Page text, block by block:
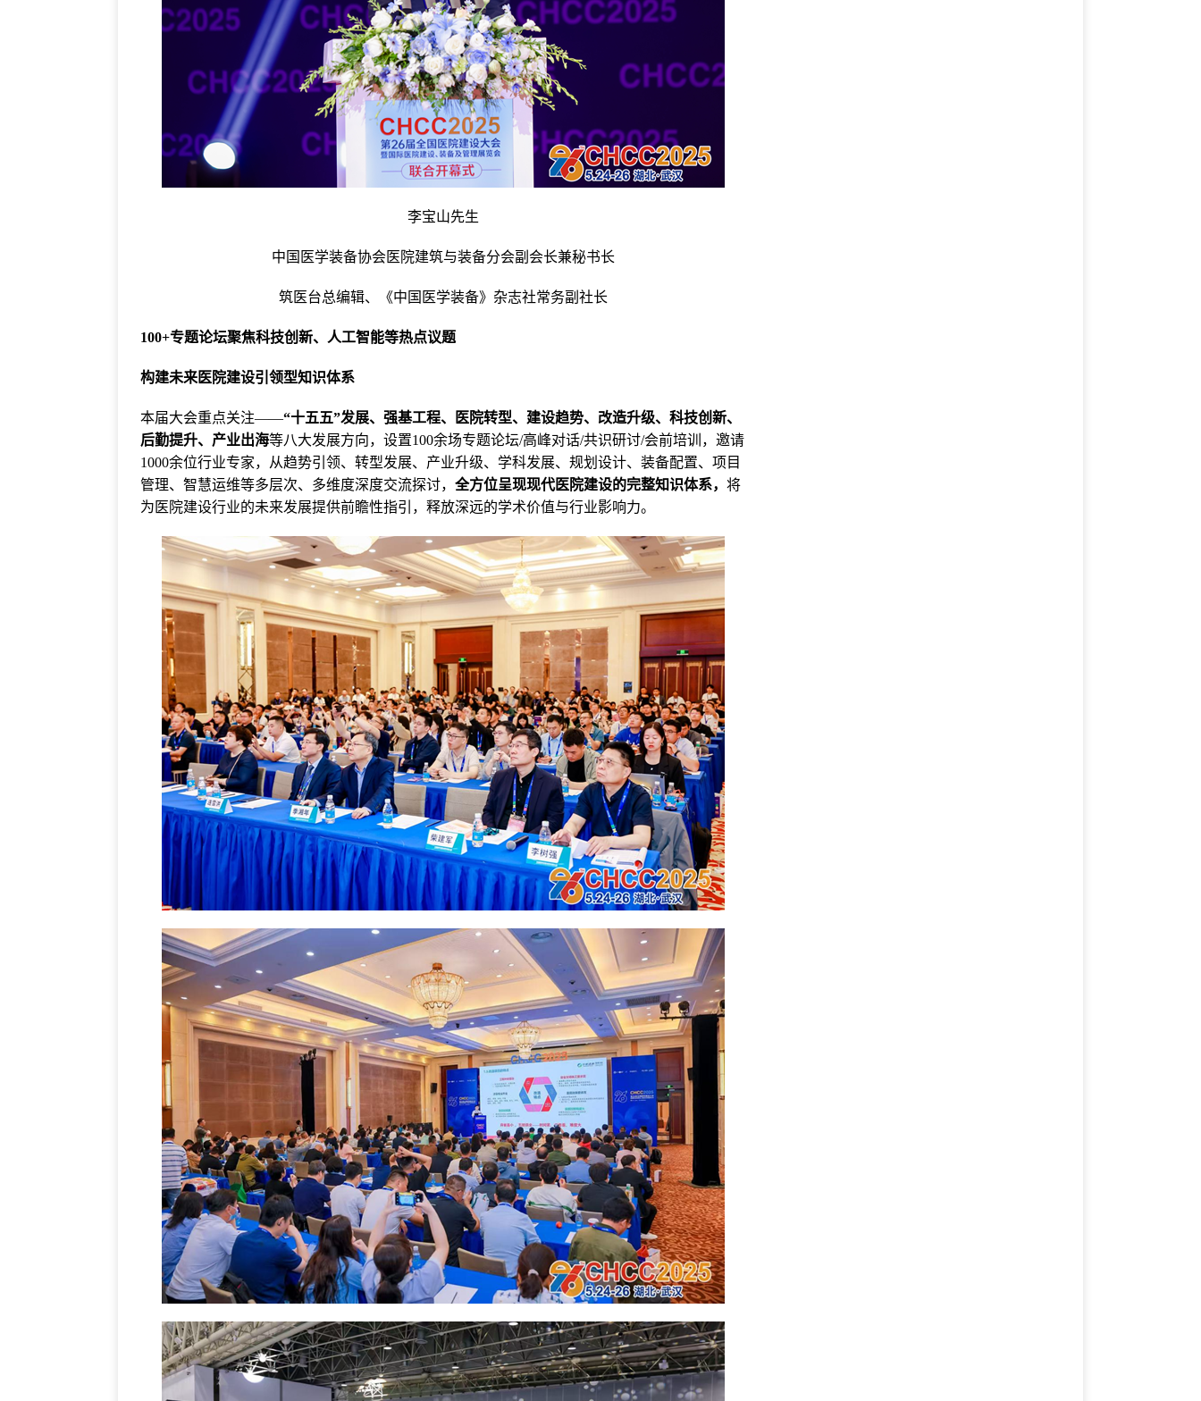
李宝山先生
中国医学装备协会医院建筑与装备分会副会长兼秘书长
筑医台总编辑、《中国医学装备》杂志社常务副社长
100+专题论坛聚焦科技创新、人工智能等热点议题
构建未来医院建设引领型知识体系
本届大会重点关注——“十五五”发展、强基工程、医院转型、建设趋势、改造升级、科技创新、
后勤提升、产业出海等八大发展方向，设置100余场专题论坛/高峰对话/共识研讨/会前培训，邀请
1000余位行业专家，从趋势引领、转型发展、产业升级、学科发展、规划设计、装备配置、项目
管理、智慧运维等多层次、多维度深度交流探讨， 全方位呈现现代医院建设的完整知识体系， 将
为医院建设行业的未来发展提供前瞻性指引，释放深远的学术价值与行业影响力。